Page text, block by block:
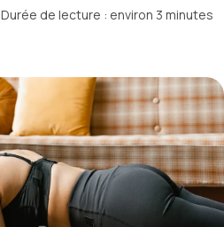
Durée de lecture : environ 3 minutes